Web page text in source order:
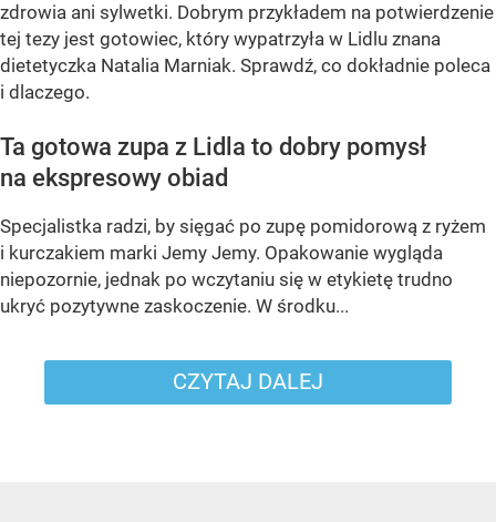
zdrowia ani sylwetki. Dobrym przykładem na potwierdzenie
tej tezy jest gotowiec, który wypatrzyła w Lidlu znana
dietetyczka Natalia Marniak. Sprawdź, co dokładnie poleca
i dlaczego.
Ta gotowa zupa z Lidla to dobry pomysł
na ekspresowy obiad
Specjalistka radzi, by sięgać po zupę pomidorową z ryżem
i kurczakiem marki Jemy Jemy. Opakowanie wygląda
niepozornie, jednak po wczytaniu się w etykietę trudno
ukryć pozytywne zaskoczenie. W środku...
CZYTAJ DALEJ